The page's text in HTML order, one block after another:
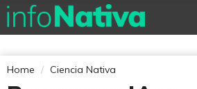
Home Ciencia Nativa